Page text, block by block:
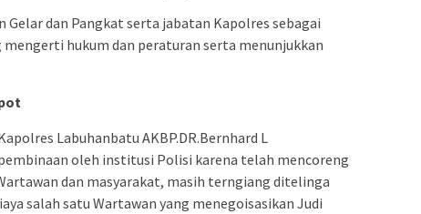
dan Pangkat serta jabatan Kapolres sebagai
hukum dan peraturan serta menunjukkan
Labuhanbatu AKBP.DR.Bernhard L
oleh institusi Polisi karena telah mencoreng
dan masyarakat, masih terngiang ditelinga
salah satu Wartawan yang menegoisasikan Judi